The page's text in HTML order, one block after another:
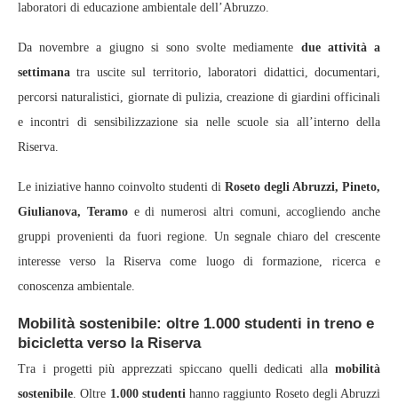
laboratori di educazione ambientale dell’Abruzzo.
Da novembre a giugno si sono svolte mediamente due attività a
settimana tra uscite sul territorio, laboratori didattici, documentari,
percorsi naturalistici, giornate di pulizia, creazione di giardini officinali
e incontri di sensibilizzazione sia nelle scuole sia all’interno della
Riserva.
Le iniziative hanno coinvolto studenti di Roseto degli Abruzzi, Pineto,
Giulianova, Teramoe di numerosi altri comuni, accogliendo anche
gruppi provenienti da fuori regione. Un segnale chiaro del crescente
interesse verso la Riserva come luogo di formazione, ricerca e
conoscenza ambientale.
Mobilità sostenibile: oltre 1.000 studenti in treno e
bicicletta verso la Riserva
Tra i progetti più apprezzati spiccano quelli dedicati alla mobilità
sostenibile. Oltre 1.000 studentihanno raggiunto Roseto degli Abruzzi